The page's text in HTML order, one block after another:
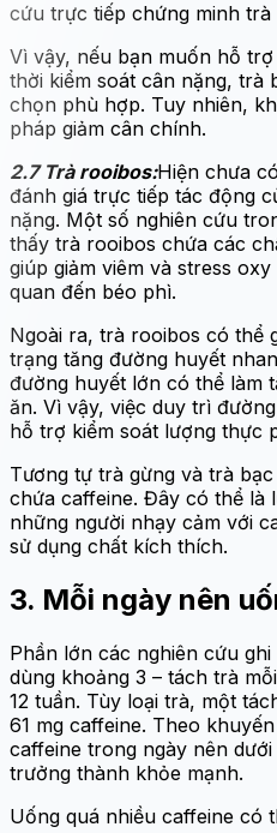
cứu trực tiếp chứng minh trà
Vì vậy, nếu bạn muốn hỗ
thời kiểm soát cân nặng, trà
chọn phù hợp. Tuy nhiên,
pháp giảm cân chính.
2.7 Trà rooibos:Hiện chưa
đánh giá trực tiếp tác động
nặng. Một số nghiên cứu
thấy trà rooibos chứa các
giúp giảm viêm và stress
quan đến béo phì.
Ngoài ra, trà rooibos có thể
trạng tăng đường huyết
đường huyết lớn có thể làm
ăn. Vì vậy, việc duy trì
hỗ trợ kiểm soát lượng thực
Tương tự trà gừng và trà
chứa caffeine. Đây có thể là
những người nhạy cảm với
sử dụng chất kích thích.
3. Mỗi ngày nên
Phần lớn các nghiên cứu
dùng khoảng 3 – tách trà
12 tuần. Tùy loại trà, một
61 mg caffeine. Theo
caffeine trong ngày nên
trưởng thành khỏe mạnh.
Uống quá nhiều caffeine có